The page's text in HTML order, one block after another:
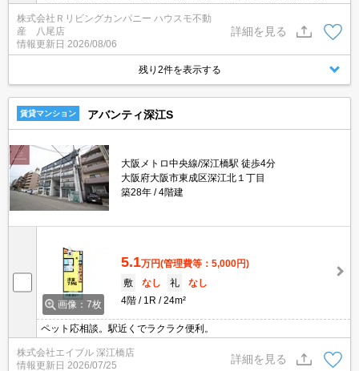
株式会社Ｒリビングカンパニー ハウスモ不動
産 八尾店
情報更新日 2026/08/06
詳細を見る
残り2件を表示する
賃貸マンション アバンティ深江S
大阪メトロ中央線/深江橋駅 徒歩4分
大阪府大阪市東成区深江北１丁目
築28年
4階建
画像：7枚
5.1万円(管理費等：5,000円)
敷
なし 礼
なし
4階
1R 24m²
ペット応相談。駅近くでラクラク便利。
株式会社エイブル 深江橋店
情報更新日 2026/07/25
詳細を見る